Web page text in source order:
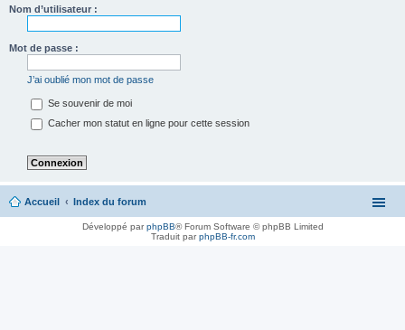
Nom d’utilisateur :
Mot de passe :
J’ai oublié mon mot de passe
Se souvenir de moi
Cacher mon statut en ligne pour cette session
Accueil Index du forum
Développé parphpBB® Forum Software © phpBB Limited
Traduit parphpBB-fr.com